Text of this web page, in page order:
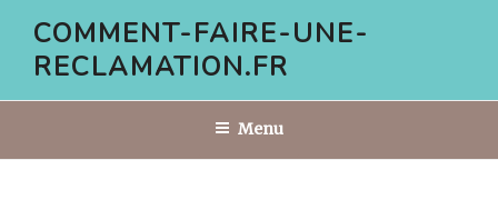
contenu
COMMENT-FAIRE-UNE-
RECLAMATION.FR
Menu